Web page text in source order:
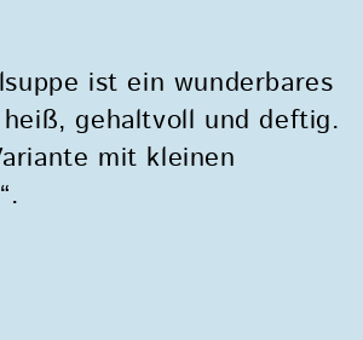
ist ein wunderbares
gehaltvoll und deftig.
mit kleinen